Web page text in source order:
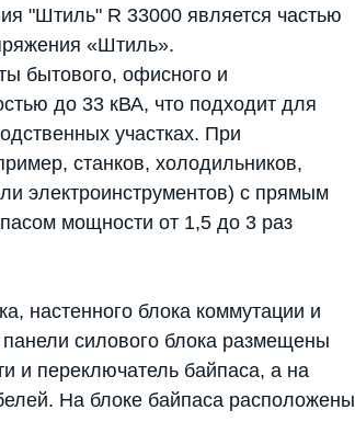
"Штиль" R 33000 является частью
«Штиль».
бытового, офисного и
до 33 кВА, что подходит для
участках. При
станков, холодильников,
электроинструментов) с прямым
мощности от 1,5 до 3 раз
настенного блока коммутации и
силового блока размещены
и переключатель байпаса, а на
На блоке байпаса расположены